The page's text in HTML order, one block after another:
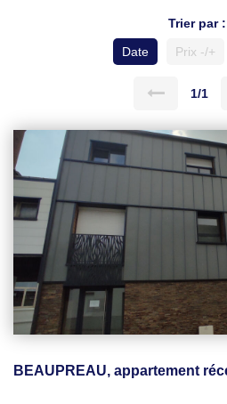
Trier par :
Date
Prix -/+
1/1